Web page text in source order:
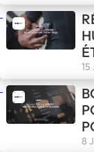
15
8